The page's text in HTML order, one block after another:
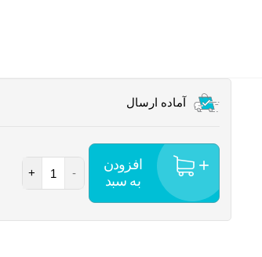
آماده ارسال
افزودن
به سبد
-
+